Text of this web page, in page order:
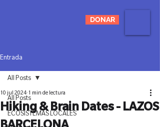
DONAR
Entrada
All Posts
ECOSISTEMAS LOCALES
All Posts
Hiking & Brain Dates - LAZOS
10 jul 2024 1 min de lectura